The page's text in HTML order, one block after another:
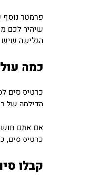
הגלישה שיש
כמה
הדילמה של
אם אתם
כרטיס סים,
קבלו